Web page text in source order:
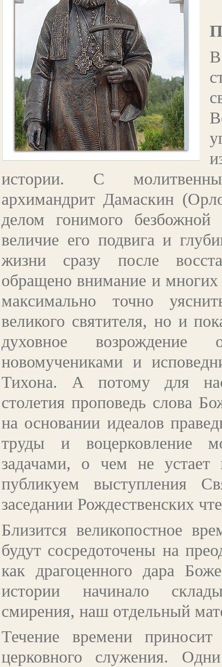
истории. С
архимандрит Дамаскин
делом гонимого безбожной
величие его подвига и
жизни сразу после
обращено внимание и многих
максимально точно
великого святителя, но и
духовное
новомучениками и
Тихона. А потому для
столетия проповедь слова
на основании идеалов
труды и воцерковление
задачами, о чем не устает
публикуем выступления
заседании Рождественских
Близится великопостное
будут сосредоточены на
как драгоценного дара
истории начинало
смирения, наш отдельный
Течение времени приносит
церковного служения.